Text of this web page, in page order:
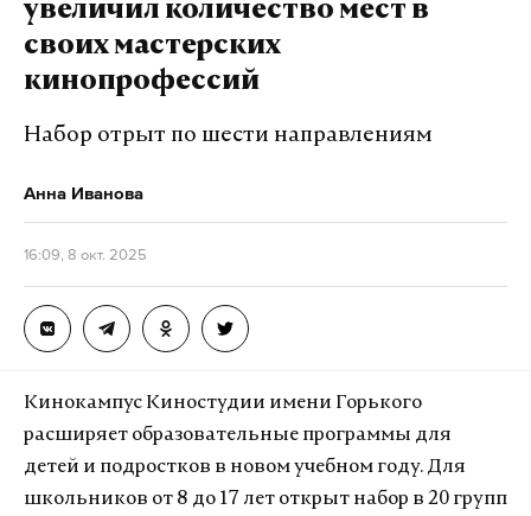
увеличил количество мест в
своих мастерских
кинопрофессий
Набор отрыт по шести направлениям
Анна Иванова
16:09, 8 окт. 2025
Кинокампус Киностудии имени Горького
расширяет образовательные программы для
детей и подростков в новом учебном году. Для
школьников от 8 до 17 лет открыт набор в 20 групп